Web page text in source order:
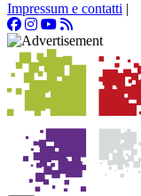
Impressum e contatti |